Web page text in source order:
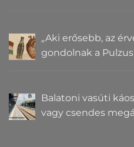
„Aki erősebb, az
gondolnak a
Balatoni vasúti
vagy csendes